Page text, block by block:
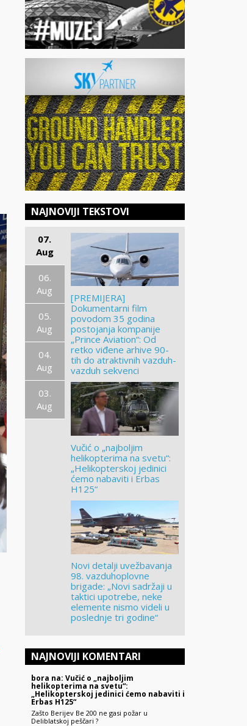
NAJNOVIJI TEKSTOVI
07.
Aug
06.
Aug
05.
Aug
04.
Aug
03.
Aug
[PREMIJERA]
Dokumentarni film
povodom 35 godina
postojanja kompanije
„Prince Aviation“: Od
retko viđene arhive 90-
tih do atraktivnih vazduh-
vazduh sekvenci
Vučić o „najboljim
helikopterima na svetu“:
„Helikopterskoj jedinici
ćemo nabaviti i Erbas
H125“
Novi detalji uvežbavanja
98. vazduhoplovne
brigade: „Novi sadržaji u
taktici upotrebe, neke
elemente nismo videli u
poslednje tri godine“
NAJNOVIJI KOMENTARI
bora na: Vučić o „najboljim
helikopterima na svetu“:
„Helikopterskoj jedinici ćemo nabaviti i
Erbas H125“
Zašto Berijev Be 200 ne gasi požar u
Deliblatskoj peščari ?